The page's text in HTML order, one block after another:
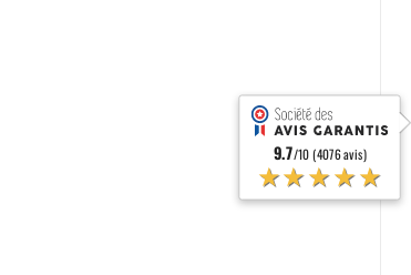
9.7/10 (4076 avis)
★★★★★